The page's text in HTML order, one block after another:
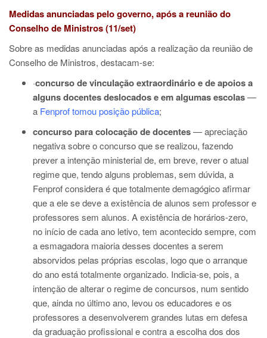
Medidas anunciadas pelo governo, após a reunião do
Conselho de Ministros (11/set)
Sobre as medidas anunciadas após a realização da reunião de
Conselho de Ministros, destacam-se:
·concurso de vinculação extraordinário e de apoios a
alguns docentes deslocados e em algumas escolas—
a Fenprof tomou posição pública;
concurso para colocação de docentes— apreciação
negativa sobre o concurso que se realizou, fazendo
prever a intenção ministerial de, em breve, rever o atual
regime que, tendo alguns problemas, sem dúvida, a
Fenprof considera é que totalmente demagógico afirmar
que a ele se deve a existência de alunos sem professor e
professores sem alunos. A existência de horários-zero,
no início de cada ano letivo, tem acontecido sempre, com
a esmagadora maioria desses docentes a serem
absorvidos pelas próprias escolas, logo que o arranque
do ano está totalmente organizado. Indicia-se, pois, a
intenção de alterar o regime de concursos, num sentido
que, ainda no último ano, levou os educadores e os
professores a desenvolverem grandes lutas em defesa
da graduação profissional e contra a escolha dos dos